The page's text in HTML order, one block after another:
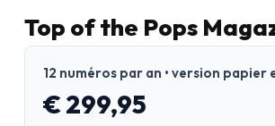
Top of the Pops
12 numéros par an • version papier
€ 299,95